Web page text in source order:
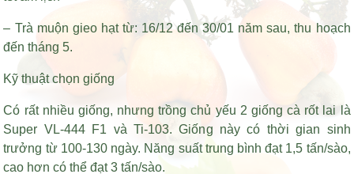
– Trà muộn gieo hạt từ: 16/12 đến 30/01 năm sau, thu hoạch
đến tháng 5.
Kỹ thuật chọn giống
Có rất nhiều giống, nhưng trồng chủ yếu 2 giống cà rốt lai là
Super VL-444 F1 và Ti-103. Giống này có thời gian sinh
trưởng từ 100-130 ngày. Năng suất trung bình đạt 1,5 tấn/sào,
cao hơn có thể đạt 3 tấn/sào.